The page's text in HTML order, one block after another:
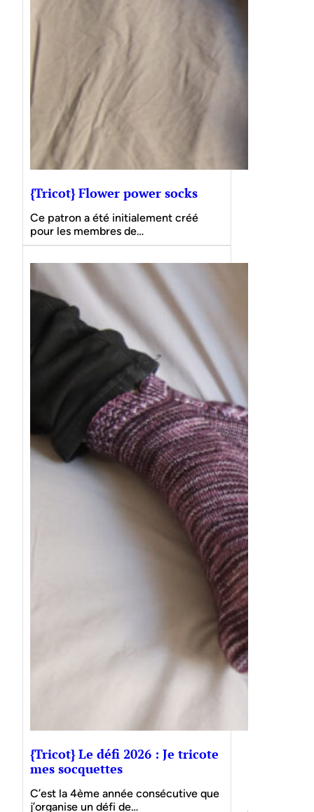
{Tricot} Flower power socks
Ce patron a été initialement créé
pour les membres de…
{Tricot} Le défi 2026 : Je tricote
mes socquettes
C’est la 4ème année consécutive que
j’organise un défi de…